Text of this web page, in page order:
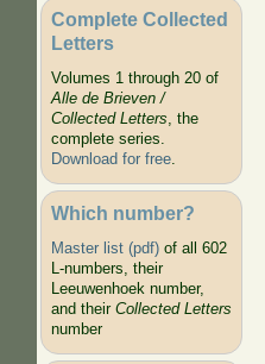
Complete Collected
Letters
Volumes 1 through 20 of
Alle de Brieven /
Collected Letters, the
complete series.
Download for free.
Which number?
Master list (pdf)of all 602
L-numbers, their
Leeuwenhoek number,
and their Collected Letters
number